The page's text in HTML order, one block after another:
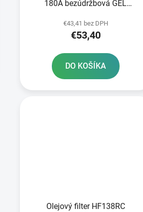
180A bezúdržbová GEL
FULBAT aktivovaná vo výrobe
€43,41 bez DPH
€53,40
DO KOŠÍKA
Olejový filter HF138RC